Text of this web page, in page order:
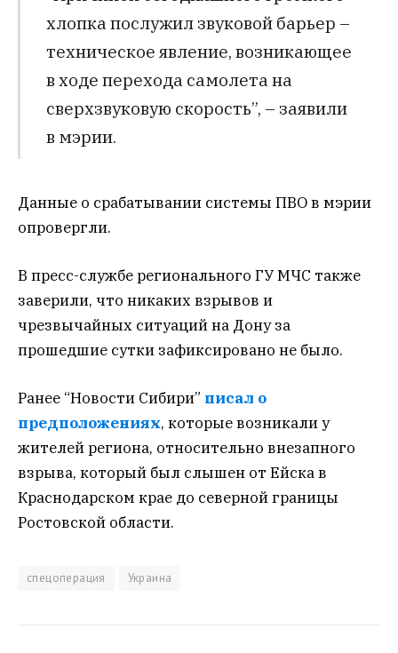
хлопка послужил звуковой барьер –
техническое явление, возникающее
в ходе перехода самолета на
сверхзвуковую скорость”, – заявили
в мэрии.
Данные о срабатывании системы ПВО в мэрии
опровергли.
В пресс-службе регионального ГУ МЧС также
заверили, что никаких взрывов и
чрезвычайных ситуаций на Дону за
прошедшие сутки зафиксировано не было.
Ранее “Новости Сибири” писал о
предположениях, которые возникали у
жителей региона, относительно внезапного
взрыва, который был слышен от Ейска в
Краснодарском крае до северной границы
Ростовской области.
спецоперация Украина